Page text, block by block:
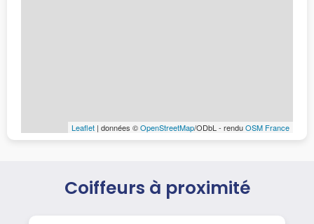
Leaflet | données ©OpenStreetMap/ODbL - renduOSM France
Coiffeurs à proximité